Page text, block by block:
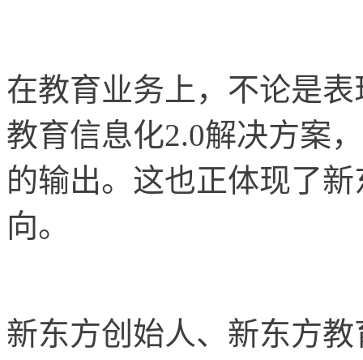
在教育业务上，不论是
教育信息化2.0解决方案
的输出。这也正体现了
向。
新东方创始人、新东方